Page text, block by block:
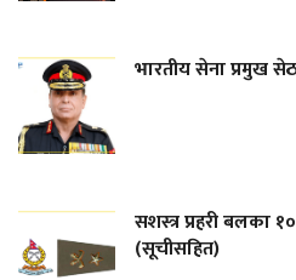
भारतीय सेना प्रमुख
सशस्त्र प्रहरी बलका
(सूचीसहित)